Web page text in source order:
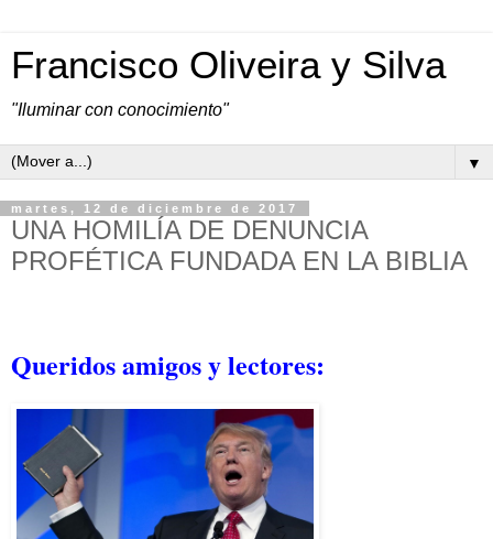
Francisco Oliveira y Silva
"Iluminar con conocimiento"
▼
martes, 12 de diciembre de 2017
UNA HOMILÍA DE DENUNCIA
PROFÉTICA FUNDADA EN LA BIBLIA
Queridos amigos y lectores: